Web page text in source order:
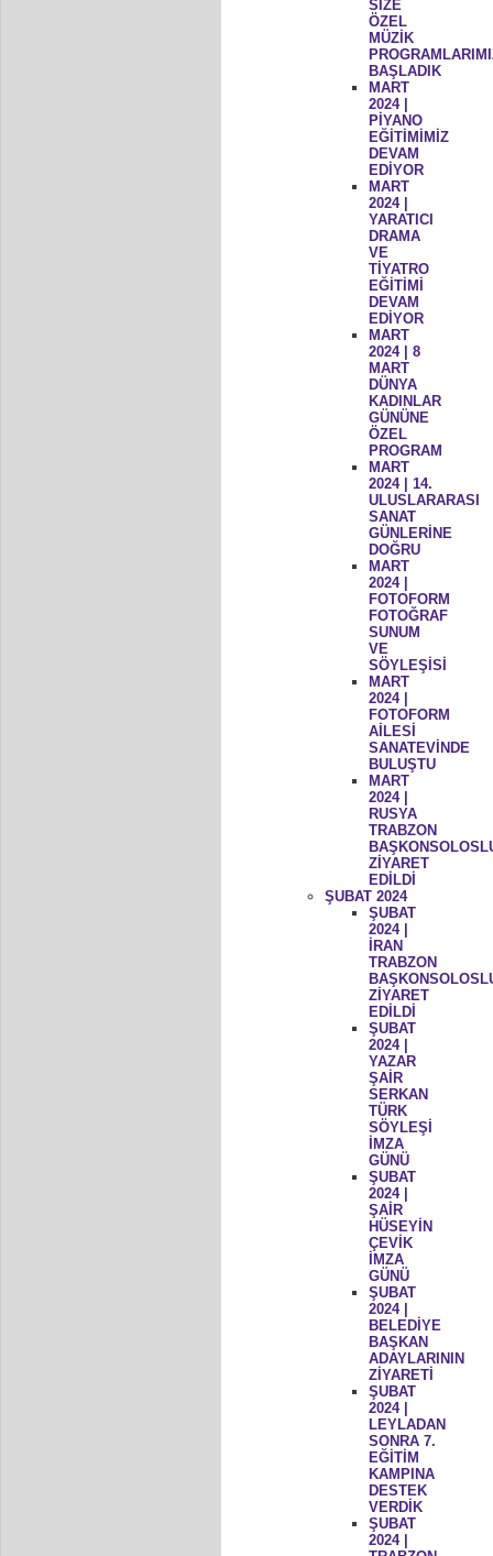
SİZE
ÖZEL
MÜZİK
BAŞLADIK
MART
2024 |
PİYANO
EĞİTİMİMİZ
DEVAM
EDİYOR
MART
2024 |
YARATICI
DRAMA
VE
TİYATRO
EĞİTİMİ
DEVAM
EDİYOR
MART
2024 | 8
MART
DÜNYA
KADINLAR
GÜNÜNE
ÖZEL
PROGRAM
MART
2024 | 14.
ULUSLARARASI
SANAT
GÜNLERİNE
DOĞRU
MART
2024 |
FOTOFORM
FOTOĞRAF
SUNUM
VE
SÖYLEŞİSİ
MART
2024 |
FOTOFORM
AİLESİ
SANATEVİNDE
BULUŞTU
MART
2024 |
RUSYA
TRABZON
ZİYARET
EDİLDİ
ŞUBAT 2024
ŞUBAT
2024 |
İRAN
TRABZON
ZİYARET
EDİLDİ
ŞUBAT
2024 |
YAZAR
ŞAİR
SERKAN
TÜRK
SÖYLEŞİ
İMZA
GÜNÜ
ŞUBAT
2024 |
ŞAİR
HÜSEYİN
ÇEVİK
İMZA
GÜNÜ
ŞUBAT
2024 |
BELEDİYE
BAŞKAN
ADAYLARININ
ZİYARETİ
ŞUBAT
2024 |
LEYLADAN
SONRA 7.
EĞİTİM
KAMPINA
DESTEK
VERDİK
ŞUBAT
2024 |